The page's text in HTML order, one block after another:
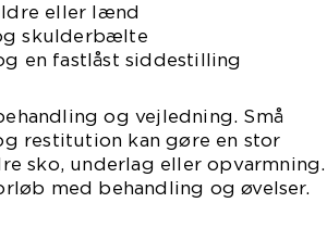
eller lænd
skulderbælte
en fastlåst siddestilling
og vejledning. Små
restitution kan gøre en stor
sko, underlag eller opvarmning.
med behandling og øvelser.